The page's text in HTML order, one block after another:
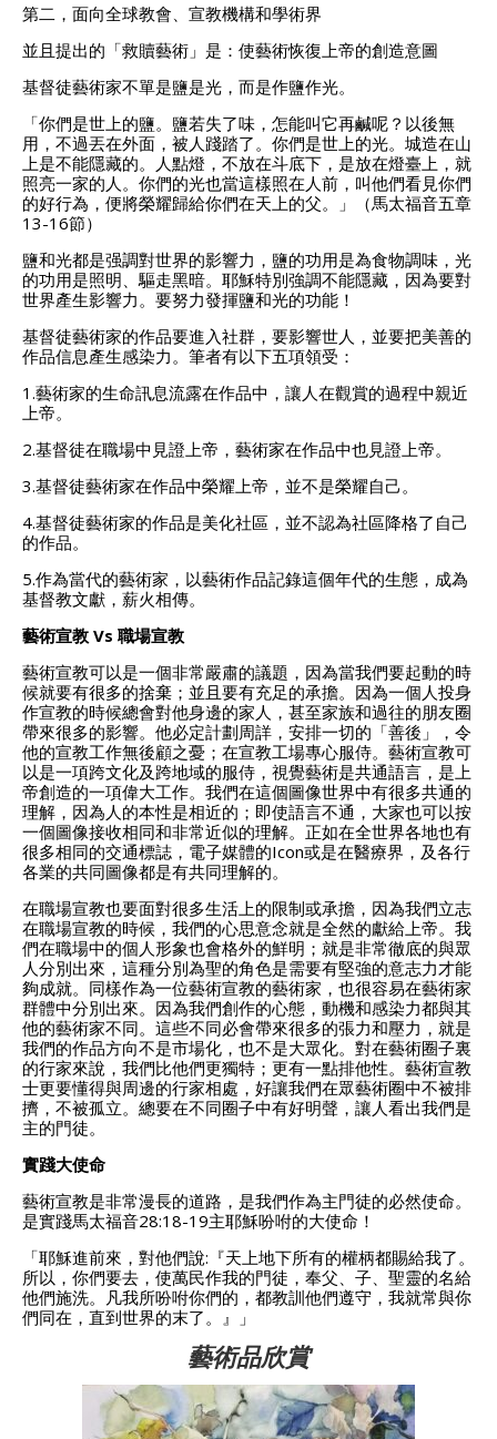
第二，面向全球教會、宣教機構和學術界
並且提出的「救贖藝術」是：使藝術恢復上帝的創造意圖
基督徒藝術家不單是鹽是光，而是作鹽作光。
「你們是世上的鹽。鹽若失了味，怎能叫它再鹹呢？以後無
用，不過丟在外面，被人踐踏了。你們是世上的光。城造在山
上是不能隱藏的。人點燈，不放在斗底下，是放在燈臺上，就
照亮一家的人。你們的光也當這樣照在人前，叫他們看見你們
的好行為，便將榮耀歸給你們在天上的父。」（馬太福音五章
13-16節）
鹽和光都是强調對世界的影響力，鹽的功用是為食物調味，光
的功用是照明、驅走黑暗。耶穌特別強調不能隱藏，因為要對
世界產生影響力。要努力發揮鹽和光的功能！
基督徒藝術家的作品要進入社群，要影響世人，並要把美善的
作品信息產生感染力。筆者有以下五項領受：
1.藝術家的生命訊息流露在作品中，讓人在觀賞的過程中親近
上帝。
2.基督徒在職場中見證上帝，藝術家在作品中也見證上帝。
3.基督徒藝術家在作品中榮耀上帝，並不是榮耀自己。
4.基督徒藝術家的作品是美化社區，並不認為社區降格了自己
的作品。
5.作為當代的藝術家，以藝術作品記錄這個年代的生態，成為
基督教文獻，薪火相傳。
藝術宣教 Vs 職場宣教
藝術宣教可以是一個非常嚴肅的議題，因為當我們要起動的時
候就要有很多的捨棄；並且要有充足的承擔。因為一個人投身
作宣教的時候總會對他身邊的家人，甚至家族和過往的朋友圈
帶來很多的影響。他必定計劃周詳，安排一切的「善後」，令
他的宣教工作無後顧之憂；在宣教工場專心服侍。藝術宣教可
以是一項跨文化及跨地域的服侍，視覺藝術是共通語言，是上
帝創造的一項偉大工作。我們在這個圖像世界中有很多共通的
理解，因為人的本性是相近的；即使語言不通，大家也可以按
一個圖像接收相同和非常近似的理解。正如在全世界各地也有
很多相同的交通標誌，電子媒體的Icon或是在醫療界，及各行
各業的共同圖像都是有共同理解的。
在職場宣教也要面對很多生活上的限制或承擔，因為我們立志
在職場宣教的時候，我們的心思意念就是全然的獻給上帝。我
們在職場中的個人形象也會格外的鮮明；就是非常徹底的與眾
人分別出來，這種分別為聖的角色是需要有堅強的意志力才能
夠成就。同樣作為一位藝術宣教的藝術家，也很容易在藝術家
群體中分別出來。因為我們創作的心態，動機和感染力都與其
他的藝術家不同。這些不同必會帶來很多的張力和壓力，就是
我們的作品方向不是市場化，也不是大眾化。對在藝術圈子裏
的行家來說，我們比他們更獨特；更有一點排他性。藝術宣教
士更要懂得與周邊的行家相處，好讓我們在眾藝術圈中不被排
擠，不被孤立。總要在不同圈子中有好明聲，讓人看出我們是
主的門徒。
實踐大使命
藝術宣教是非常漫長的道路，是我們作為主門徒的必然使命。
是實踐馬太福音28:18-19主耶穌吩咐的大使命！
「耶穌進前來，對他們說:『天上地下所有的權柄都賜給我了。
所以，你們要去，使萬民作我的門徒，奉父、子、聖靈的名給
他們施洗。凡我所吩咐你們的，都教訓他們遵守，我就常與你
們同在，直到世界的末了。』」
藝術品欣賞